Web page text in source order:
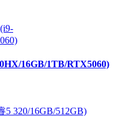
16GB/1TB/RTX5060)